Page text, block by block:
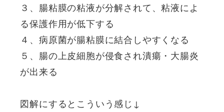
３、腸粘膜の粘液が分解されて、粘液によ
る保護作用が低下する
４、病原菌が腸粘膜に結合しやすくなる
５、腸の上皮細胞が侵食され潰瘍・大腸炎
が出来る
図解にするとこういう感じ↓